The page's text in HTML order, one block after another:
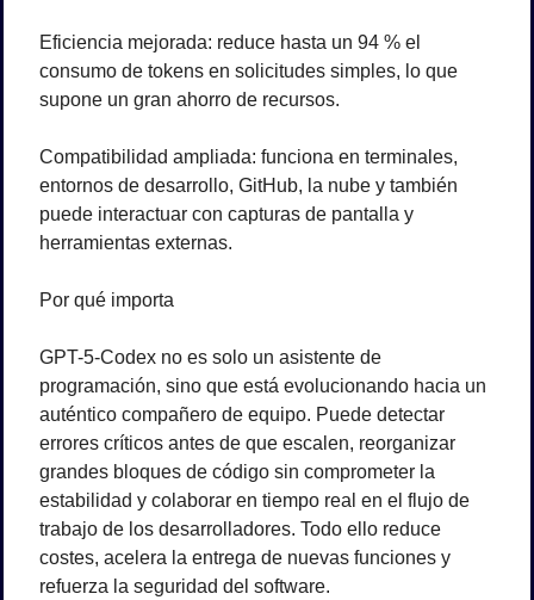
Eficiencia mejorada: reduce hasta un 94 % el
consumo de tokens en solicitudes simples, lo que
supone un gran ahorro de recursos.
Compatibilidad ampliada: funciona en terminales,
entornos de desarrollo, GitHub, la nube y también
puede interactuar con capturas de pantalla y
herramientas externas.
Por qué importa
GPT-5-Codex no es solo un asistente de
programación, sino que está evolucionando hacia un
auténtico compañero de equipo. Puede detectar
errores críticos antes de que escalen, reorganizar
grandes bloques de código sin comprometer la
estabilidad y colaborar en tiempo real en el flujo de
trabajo de los desarrolladores. Todo ello reduce
costes, acelera la entrega de nuevas funciones y
refuerza la seguridad del software.